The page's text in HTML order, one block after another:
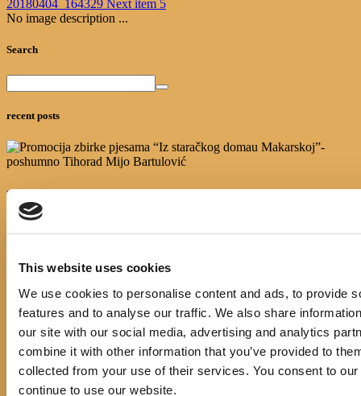
This website uses cookies
We use cookies to personalise content and ads, to provide
features and to analyse our traffic. We also share
our site with our social media, advertising and analytics
combine it with other information that you’ve provided to
collected from your use of their services. You consent to
continue to use our website.
20180404_164329 Next item 5
No image description ...
Search
recent posts
Promocija zbirke pjesama "Iz staračkog domau Makarskoj"-poshumno Tihorad Mijo
Bartulović
July 20, 20260
Javni natječaj za imenovanje ravnatelja/ravnateljice Općinske knjižnice Hrvatska sloga
April 20, 20260
August
M T W T F S
S